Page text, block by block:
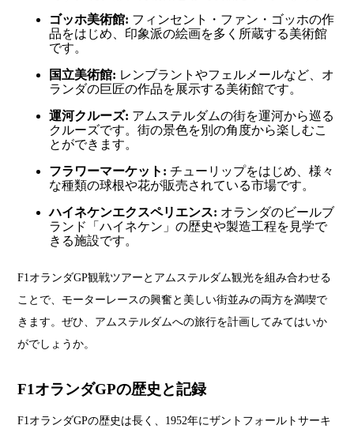
ゴッホ美術館: フィンセント・ファン・ゴッホの作
品をはじめ、印象派の絵画を多く所蔵する美術館
です。
国立美術館: レンブラントやフェルメールなど、オ
ランダの巨匠の作品を展示する美術館です。
運河クルーズ: アムステルダムの街を運河から巡る
クルーズです。街の景色を別の角度から楽しむこ
とができます。
フラワーマーケット: チューリップをはじめ、様々
な種類の球根や花が販売されている市場です。
ハイネケンエクスペリエンス: オランダのビールブ
ランド「ハイネケン」の歴史や製造工程を見学で
きる施設です。
F1オランダGP観戦ツアーとアムステルダム観光を組み合わせる
ことで、モーターレースの興奮と美しい街並みの両方を満喫で
きます。ぜひ、アムステルダムへの旅行を計画してみてはいか
がでしょうか。
F1オランダGPの歴史と記録
F1オランダGPの歴史は長く、1952年にザントフォールトサーキ